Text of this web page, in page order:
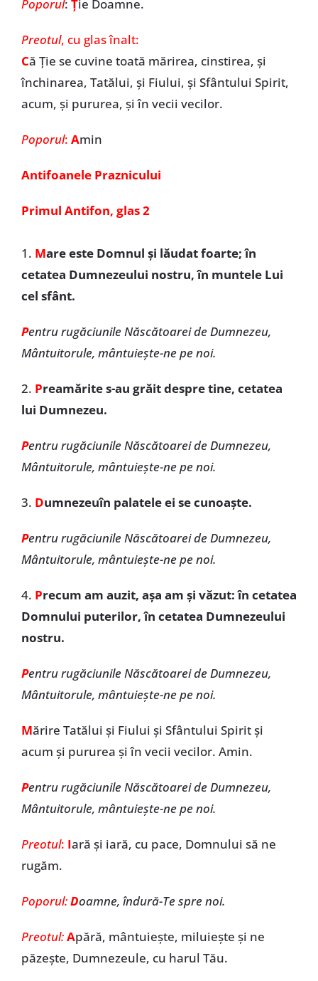
Poporul: Ție Doamne.
Preotul, cu glas înalt:
Că Ție se cuvine toată mărirea, cinstirea, și
închinarea, Tatălui, și Fiului, și Sfântului Spirit,
acum, și pururea, și în vecii vecilor.
Poporul: Amin
Antifoanele Praznicului
Primul Antifon, glas 2
1. Mare este Domnul și lăudat foarte; în
cetatea Dumnezeului nostru, în muntele Lui
cel sfânt.
Pentru rugăciunile Născătoarei de Dumnezeu,
Mântuitorule, mântuiește-ne pe noi.
2. Preamărite s-au grăit despre tine, cetatea
lui Dumnezeu.
Pentru rugăciunile Născătoarei de Dumnezeu,
Mântuitorule, mântuiește-ne pe noi.
3. Dumnezeuîn palatele ei se cunoaște.
Pentru rugăciunile Născătoarei de Dumnezeu,
Mântuitorule, mântuiește-ne pe noi.
4. Precum am auzit, așa am și văzut: în cetatea
Domnului puterilor, în cetatea Dumnezeului
nostru.
Pentru rugăciunile Născătoarei de Dumnezeu,
Mântuitorule, mântuiește-ne pe noi.
Mărire Tatălui și Fiului și Sfântului Spirit și
acum și pururea și în vecii vecilor. Amin.
Pentru rugăciunile Născătoarei de Dumnezeu,
Mântuitorule, mântuiește-ne pe noi.
Preotul: Iară și iară, cu pace, Domnului să ne
rugăm.
Poporul:Doamne, îndură-Te spre noi.
Preotul:Apără, mântuiește, miluiește și ne
păzește, Dumnezeule, cu harul Tău.